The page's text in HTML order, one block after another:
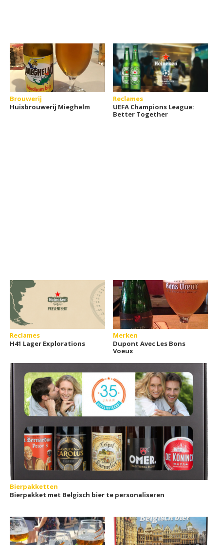
Brouwerij
Huisbrouwerij Mieghelm
Reclames
UEFA Champions League:
Better Together
Reclames
H41 Lager Explorations
Merken
Dupont Avec Les Bons
Voeux
Bierpakketten
Bierpakket met Belgisch bier te personaliseren